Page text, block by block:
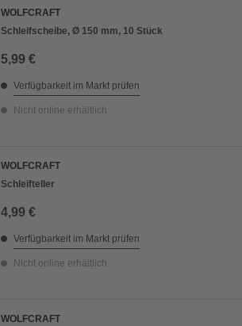
WOLFCRAFT
Schleifscheibe, Ø 150 mm, 10 Stück
5,99 €
Verfügbarkeit im Markt prüfen
Nicht online erhältlich
WOLFCRAFT
Schleifteller
4,99 €
Verfügbarkeit im Markt prüfen
Nicht online erhältlich
WOLFCRAFT